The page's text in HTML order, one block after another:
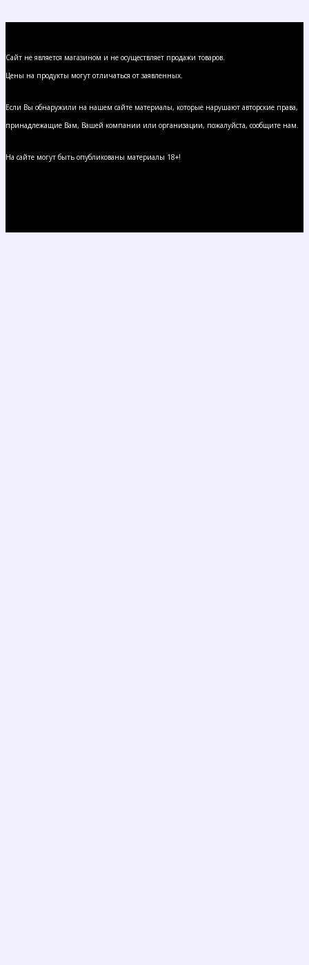
Сайт не является магазином и не осуществляет продажи товаров.
Цены на продукты могут отличаться от заявленных.
Если Вы обнаружили на нашем сайте материалы, которые нарушают авторские права,
принадлежащие Вам, Вашей компании или организации, пожалуйста, сообщите нам.
На сайте могут быть опубликованы материалы 18+!